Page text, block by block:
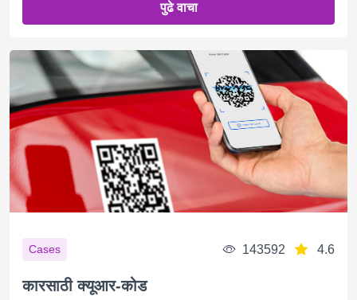
पुढे वाचा
Cases 143592 4.6
कारसाठी क्यूआर-कोड